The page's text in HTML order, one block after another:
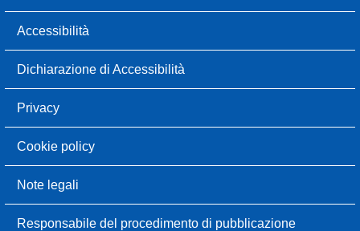
Accessibilità
Dichiarazione di Accessibilità
Privacy
Cookie policy
Note legali
Responsabile del procedimento di pubblicazione